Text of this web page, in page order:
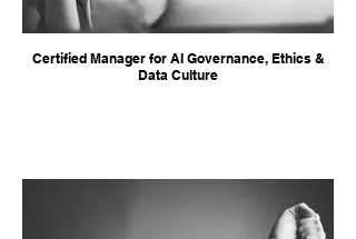
Certified Manager for AI Governance, Ethics &
Data Culture